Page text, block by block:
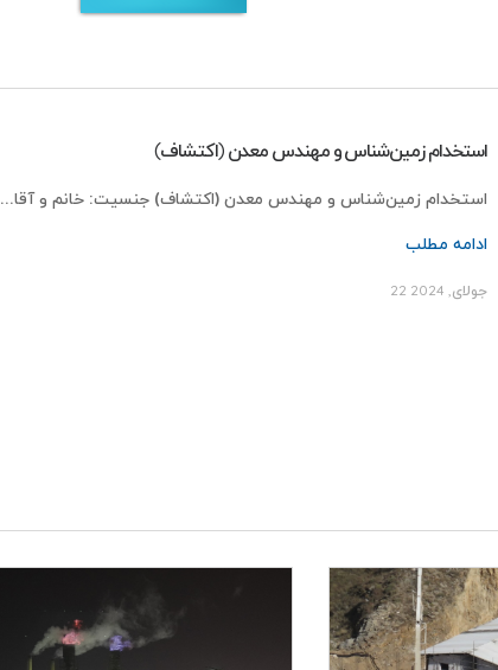
استخدام زمین‌شناس و مهندس معدن (اکتشاف)
استخدام زمین‌شناس و مهندس معدن (اکتشاف) جنسیت: خانم و آقا...
ادامه مطلب
22 جولای, 2024